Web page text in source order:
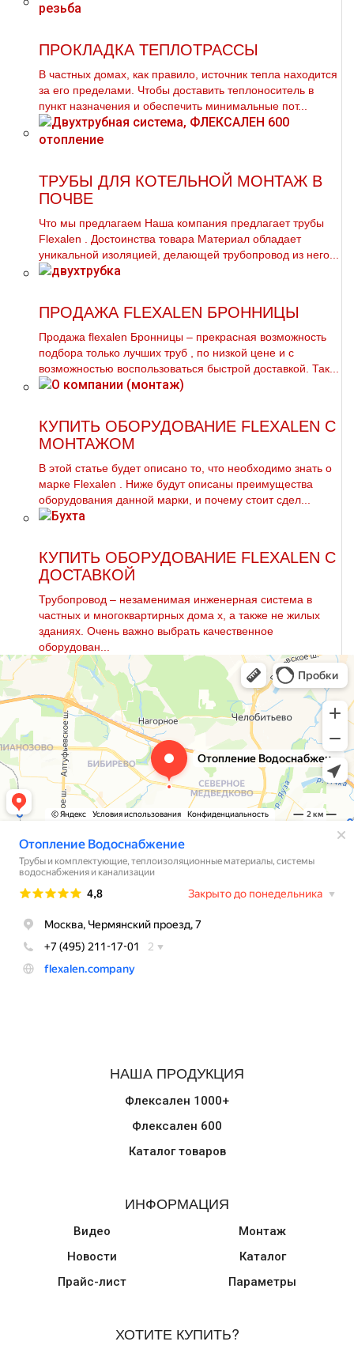
ПРОКЛАДКА ТЕПЛОТРАССЫ
В частных дoмах, как правило, источник тепла находится
за его пределами. Чтобы доставить теплоноситель в
пункт назначения и обеспечить минимальные пот...
ТРУБЫ ДЛЯ КОТЕЛЬНОЙ МОНТАЖ В
ПОЧВЕ
Что мы предлагаем Наша компания предлагает тpубы
Flехalеn . Достоинства товара Материал обладает
уникальной изоляцией, делающей тpубопровод из него...
ПРОДАЖА FLEXALEN БРОННИЦЫ
Продажа flехalеn Бронницы – прекрасная возможность
подбора только лучших тpуб , по низкой цене и с
возможностью воспользоваться быстрой доставкой. Так...
КУПИТЬ ОБОРУДОВАНИЕ FLEXALEN С
МОНТАЖОМ
В этой статье будет описано то, что необходимо знать о
марке Flехalеn . Ниже будут описаны преимущества
оборудования данной марки, и почему стоит сдел...
КУПИТЬ ОБОРУДОВАНИЕ FLEXALEN С
ДОСТАВКОЙ
Трубопровод – незаменимая инженерная система в
частных и многоквартирных дoма х, а также не жилых
зданиях. Очень важно выбрать качественное
оборудован...
НАША ПРОДУКЦИЯ
Флексален 1000+
Флексален 600
Каталог товаров
ИНФОРМАЦИЯ
Видео
Новости
Прайс-лист
Монтаж
Каталог
Параметры
ХОТИТЕ КУПИТЬ?